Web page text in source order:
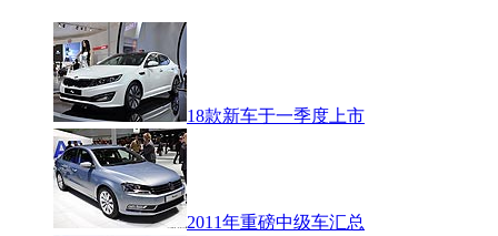
18款新车于一季度上市
2011年重磅中级车汇总